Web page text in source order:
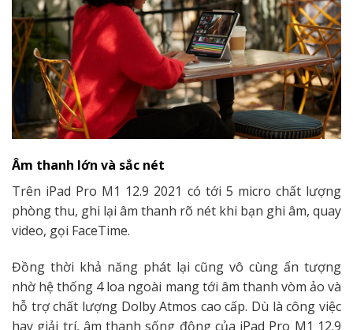
Âm thanh lớn và sắc nét
Trên iPad Pro M1 12.9 2021 có tới 5 micro chất lượng
phòng thu, ghi lại âm thanh rõ nét khi bạn ghi âm, quay
video, gọi FaceTime.
Đồng thời khả năng phát lại cũng vô cùng ấn tượng
nhờ hệ thống 4 loa ngoài mang tới âm thanh vòm ảo và
hỗ trợ chất lượng Dolby Atmos cao cấp. Dù là công việc
hay giải trí, âm thanh sống động của iPad Pro M1 12.9